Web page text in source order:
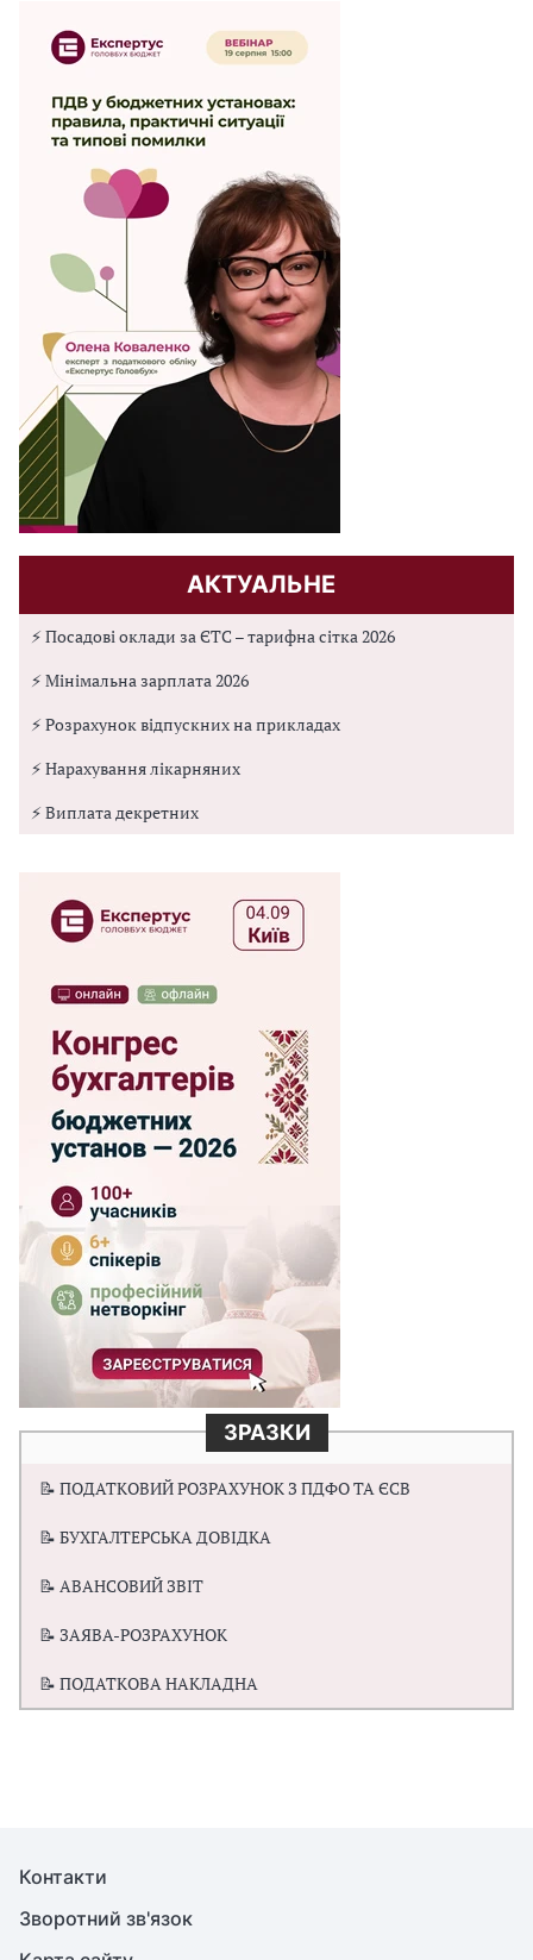
АКТУАЛЬНЕ
⚡ Посадові оклади за ЄТС – тарифна сітка 2026
⚡ Мінімальна зарплата 2026
⚡ Розрахунок відпускних на прикладах
⚡ Нарахування лікарняних
⚡ Виплата декретних
ЗРАЗКИ
📝 ПОДАТКОВИЙ РОЗРАХУНОК З ПДФО ТА ЄСВ
📝 БУХГАЛТЕРСЬКА ДОВІДКА
📝 АВАНСОВИЙ ЗВІТ
📝 ЗАЯВА-РОЗРАХУНОК
📝 ПОДАТКОВА НАКЛАДНА
Контакти
Зворотний зв'язок